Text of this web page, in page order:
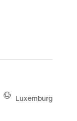
Luxemburg